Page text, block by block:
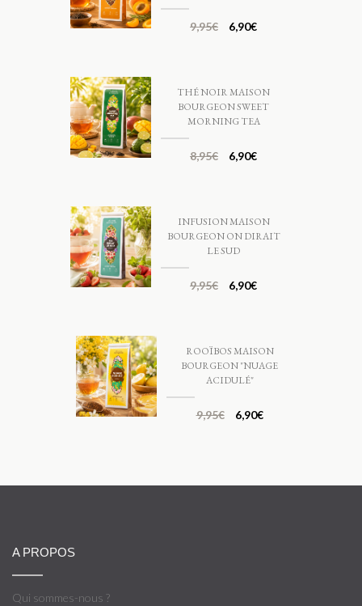
9,95€ 6,90€
THÉ NOIR MAISON
BOURGEON SWEET
MORNING TEA
8,95€ 6,90€
INFUSION MAISON
BOURGEON ON DIRAIT
LE SUD
9,95€ 6,90€
ROOÏBOS MAISON
BOURGEON "NUAGE
ACIDULÉ"
9,95€ 6,90€
A PROPOS
Qui sommes-nous ?